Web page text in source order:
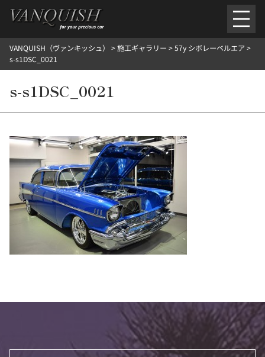
を
ごあいさつ会社案内施工環境紹介所在地
ご提供メニュー
外装のガラスコーティング施工料金
ヘッドライトクリーニング施工料金
樹脂・メッシュパーツコーティング施工料金
施工ギャラリー
PICKUPNOSTALGIC
お客さまの声お問い合わせ施工のご予約
VANQUISH（ヴァンキッシュ） >施工ギャラリー >57y シボレーベルエア >
s-s1DSC_0021
s-s1DSC_0021